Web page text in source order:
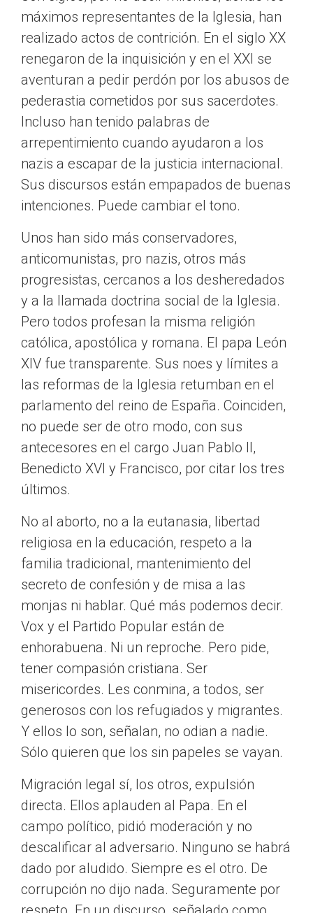
máximos representantes de la Iglesia, han
realizado actos de contrición. En el siglo XX
renegaron de la inquisición y en el XXI se
aventuran a pedir perdón por los abusos de
pederastia cometidos por sus sacerdotes.
Incluso han tenido palabras de
arrepentimiento cuando ayudaron a los
nazis a escapar de la justicia internacional.
Sus discursos están empapados de buenas
intenciones. Puede cambiar el tono.
Unos han sido más conservadores,
anticomunistas, pro nazis, otros más
progresistas, cercanos a los desheredados
y a la llamada doctrina social de la Iglesia.
Pero todos profesan la misma religión
católica, apostólica y romana. El papa León
XIV fue transparente. Sus noes y límites a
las reformas de la Iglesia retumban en el
parlamento del reino de España. Coinciden,
no puede ser de otro modo, con sus
antecesores en el cargo Juan Pablo II,
Benedicto XVI y Francisco, por citar los tres
últimos.
No al aborto, no a la eutanasia, libertad
religiosa en la educación, respeto a la
familia tradicional, mantenimiento del
secreto de confesión y de misa a las
monjas ni hablar. Qué más podemos decir.
Vox y el Partido Popular están de
enhorabuena. Ni un reproche. Pero pide,
tener compasión cristiana. Ser
misericordes. Les conmina, a todos, ser
generosos con los refugiados y migrantes.
Y ellos lo son, señalan, no odian a nadie.
Sólo quieren que los sin papeles se vayan.
Migración legal sí, los otros, expulsión
directa. Ellos aplauden al Papa. En el
campo político, pidió moderación y no
descalificar al adversario. Ninguno se habrá
dado por aludido. Siempre es el otro. De
corrupción no dijo nada. Seguramente por